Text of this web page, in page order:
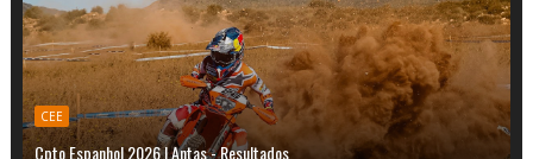
CEE
Cpto Espanhol 2026 | Antas - Resultados